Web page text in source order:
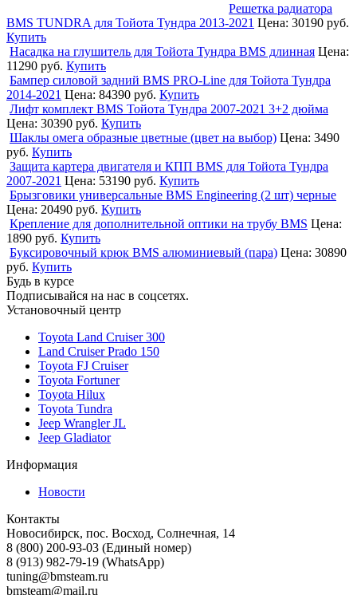
Решетка радиатора
BMS TUNDRA для Тойота Тундра 2013-2021 Цена: 30190 руб.
Купить
Насадка на глушитель для Тойота Тундра BMS длинная Цена:
11290 руб. Купить
Бампер силовой задний BMS PRO-Line для Тойота Тундра
2014-2021 Цена: 84390 руб. Купить
Лифт комплект BMS Тойота Тундра 2007-2021 3+2 дюйма
Цена: 30390 руб. Купить
Шаклы омега образные цветные (цвет на выбор) Цена: 3490
руб. Купить
Защита картера двигателя и КПП BMS для Тойота Тундра
2007-2021 Цена: 53190 руб. Купить
Брызговики универсальные BMS Engineering (2 шт) черные
Цена: 20490 руб. Купить
Крепление для дополнительной оптики на трубу BMS Цена:
1890 руб. Купить
Буксировочный крюк BMS алюминиевый (пара) Цена: 30890
руб. Купить
Будь в курсе
Подписывайся на нас в соцсетях.
Установочный центр
Toyota Land Cruiser 300
Land Cruiser Prado 150
Toyota FJ Cruiser
Toyota Fortuner
Toyota Hilux
Toyota Tundra
Jeep Wrangler JL
Jeep Gladiator
Информация
Новости
Контакты
Новосибирск, пос. Восход, Солнечная, 14
8 (800) 200-93-03 (Единый номер)
8 (913) 982-79-19 (WhatsApp)
tuning@bmsteam.ru
bmsteam@mail.ru